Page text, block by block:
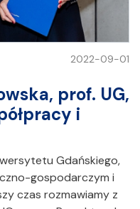
2022-09-01
prof. UG,
i
Gdańskiego,
gospodarczym i
czas rozmawiamy z